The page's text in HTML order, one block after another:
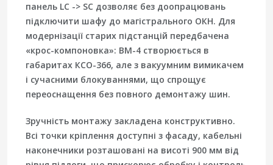
панель LC -> SC дозволяє без доопрацювань
підключити шафу до магістрального ОКН. Для
модернізації старих підстанцій передбачена
«крос-компоновка»: ВМ-4 створюється в
габаритах КСО-366, але з вакуумним вимикачем
і сучасними блокуваннями, що спрощує
переоснащення без повного демонтажу шин.
Зручність монтажу закладена конструктивно.
Всі точки кріплення доступні з фасаду, кабельні
наконечники розташовані на висоті 900 мм від